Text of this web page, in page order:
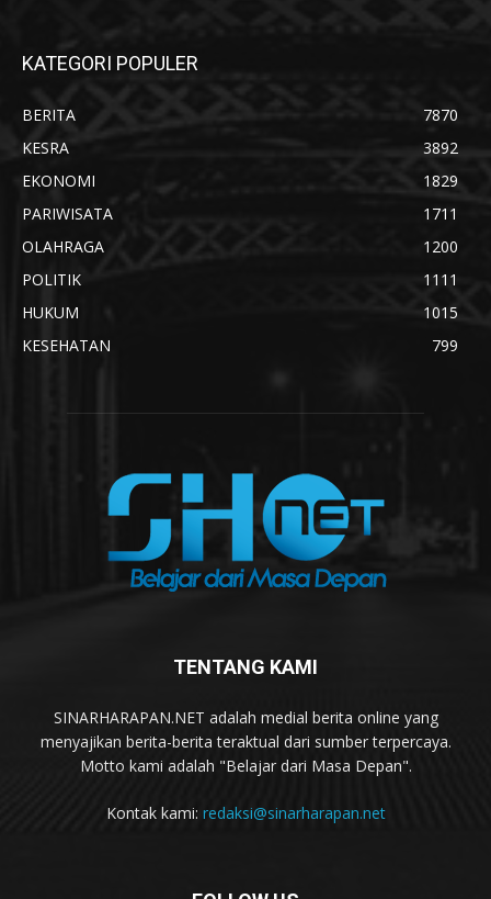
KATEGORI POPULER
BERITA
7870
KESRA
3892
EKONOMI
1829
PARIWISATA
1711
OLAHRAGA
1200
POLITIK
1111
HUKUM
1015
KESEHATAN
799
TENTANG KAMI
SINARHARAPAN.NET adalah medial berita online yang
menyajikan berita-berita teraktual dari sumber terpercaya.
Motto kami adalah "Belajar dari Masa Depan".
Kontak kami: redaksi@sinarharapan.net